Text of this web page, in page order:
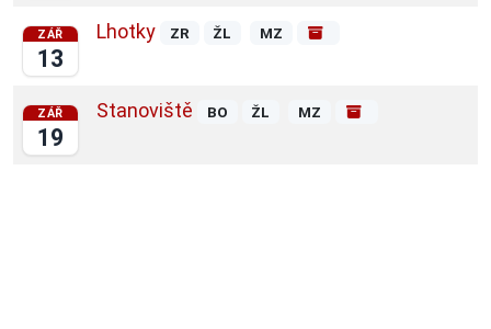
ZÁŘ
13
Lhotky ZR ŽL MZ
ZÁŘ
19
Stanoviště BO ŽL MZ